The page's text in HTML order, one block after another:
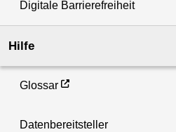
Digitale Barrierefreiheit
Hilfe
Glossar
Datenbereitsteller